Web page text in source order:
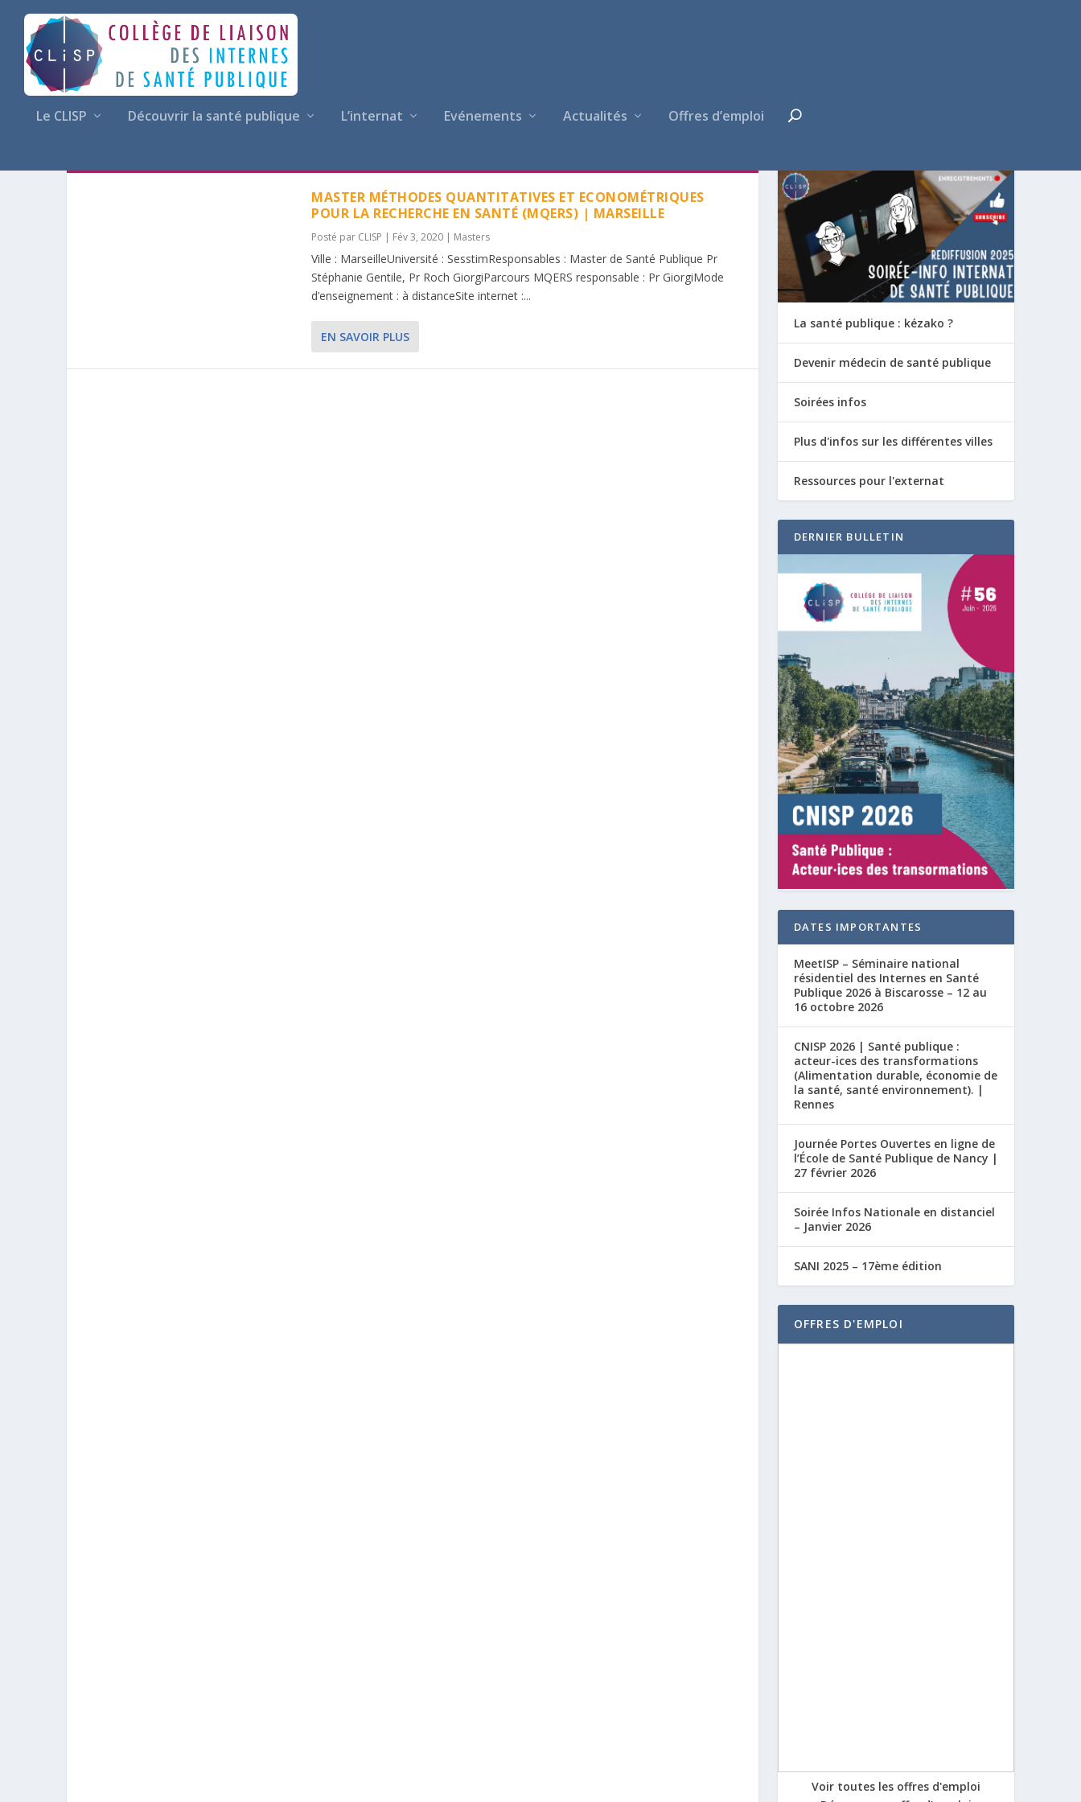
Le CLISP Découvrir la santé publique L’internat Evénements Actualités Offres d’emploi
MASTER MÉTHODES QUANTITATIVES ET ECONOMÉTRIQUES
POUR LA RECHERCHE EN SANTÉ (MQERS) | MARSEILLE
Posté par CLISP | Fév 3, 2020 | Masters
Ville : MarseilleUniversité : SesstimResponsables : Master de Santé Publique Pr
Stéphanie Gentile, Pr Roch GiorgiParcours MQERS responsable : Pr GiorgiMode
d’enseignement : à distanceSite internet :...
EN SAVOIR PLUS
La santé publique : kézako ?
Devenir médecin de santé publique
Soirées infos
Plus d'infos sur les différentes villes
Ressources pour l'externat
DERNIER BULLETIN
DATES IMPORTANTES
MeetISP – Séminaire national
résidentiel des Internes en Santé
Publique 2026 à Biscarosse – 12 au
16 octobre 2026
CNISP 2026 | Santé publique :
acteur-ices des transformations
(Alimentation durable, économie de
la santé, santé environnement). |
Rennes
Journée Portes Ouvertes en ligne de
l’École de Santé Publique de Nancy |
27 février 2026
Soirée Infos Nationale en distanciel
– Janvier 2026
SANI 2025 – 17ème édition
OFFRES D'EMPLOI
Voir toutes les offres d'emploi